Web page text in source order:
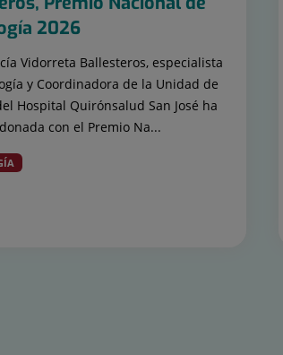
2026
Vidorreta Ballesteros, especialista
y Coordinadora de la Unidad de
Hospital Quirónsalud San José ha
con el Premio Na...